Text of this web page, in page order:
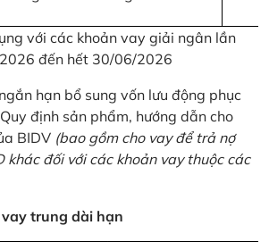
với các khoản vay giải ngân lần
đến hết 30/06/2026
hạn bổ sung vốn lưu động phục
định sản phẩm, hướng dẫn cho
BIDV (bao gồm cho vay để trả nợ
khác đối với các khoản vay thuộc các
trung dài hạn